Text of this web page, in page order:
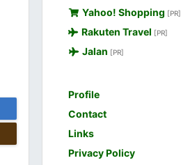
Yahoo! Shopping [PR]
Rakuten Travel [PR]
Jalan [PR]
Profile
Contact
Links
Privacy Policy